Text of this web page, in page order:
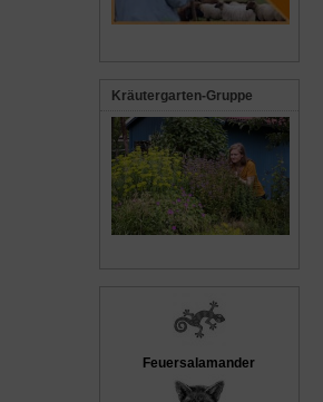
Kräutergarten-Gruppe
Feuersalamander